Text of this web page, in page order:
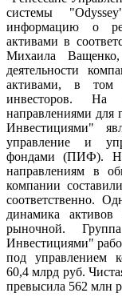
системы
информацию о
активами в
Михаила
деятельности
активами, в том
инвесторов. На
направлениями для
Инвестициями"
управление и
фондами (ПИФ).
направлениям в
компании
соответственно.
динамика
рыночной.
Инвестициями"
под управлением
60,4 млрд руб.
превысила 562 млн